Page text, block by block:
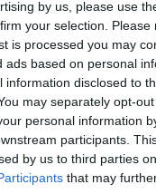
by us, please use
your selection.
is processed you may
ads based on personal
information disclosed to
may separately opt-
personal information
participants.
by us to third parties
that may
και έχουμε ξεκινήσει
της λειτουργίας και
ετοιμότητας σε
να
εκτέλεση κατά
ηλεκτρικών
τηρούμε το
του.